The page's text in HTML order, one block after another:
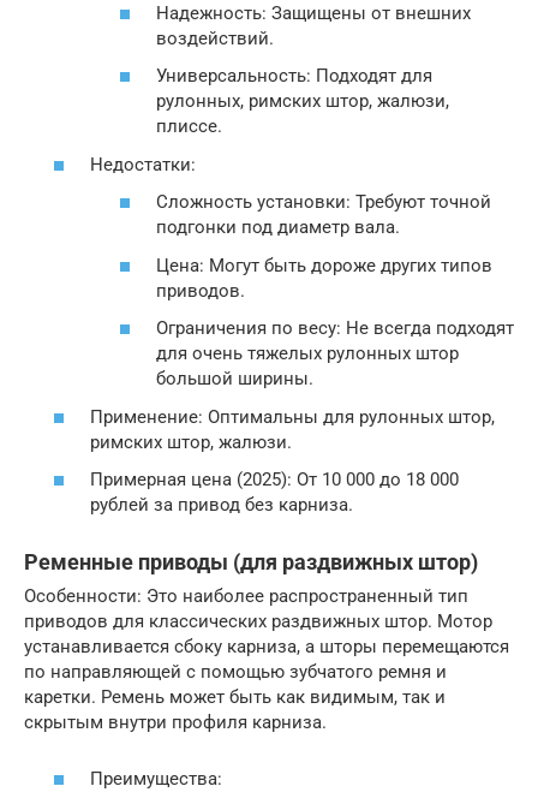
Надежность: Защищены от внешних
воздействий.
Универсальность: Подходят для
рулонных, римских штор, жалюзи,
плиссе.
Недостатки:
Сложность установки: Требуют точной
подгонки под диаметр вала.
Цена: Могут быть дороже других типов
приводов.
Ограничения по весу: Не всегда подходят
для очень тяжелых рулонных штор
большой ширины.
Применение: Оптимальны для рулонных штор,
римских штор, жалюзи.
Примерная цена (2025): От 10 000 до 18 000
рублей за привод без карниза.
Ременные приводы (для раздвижных штор)
Особенности: Это наиболее распространенный тип
приводов для классических раздвижных штор. Мотор
устанавливается сбоку карниза, а шторы перемещаются
по направляющей с помощью зубчатого ремня и
каретки. Ремень может быть как видимым, так и
скрытым внутри профиля карниза.
Преимущества: